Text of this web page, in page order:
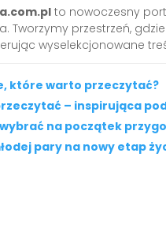
to nowoczesny
Tworzymy przestrzeń,
wyselekcjonowane
które warto przeczytać?
– inspirująca
na początek
pary na nowy etap